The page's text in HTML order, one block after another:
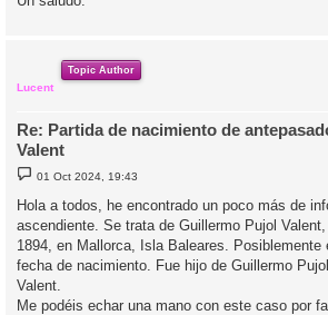
Topic Author
Lucent
Re: Partida de nacimiento de
Valent
M
e
n
s
a
j
e
01 Oct 2024, 19:43
Hola a todos, he encontrado un poco más de
ascendiente. Se trata de Guillermo Pujol
1894, en Mallorca, Isla Baleares. Posiblemente
fecha de nacimiento. Fue hijo de Guillermo
Valent.
Me podéis echar una mano con este caso por